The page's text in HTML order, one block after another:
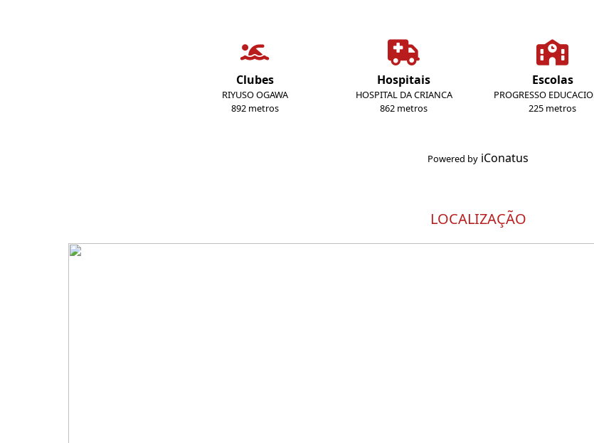
Clubes
RIYUSO OGAWA
892 metros
Hospitais
HOSPITAL DA CRIANCA
862 metros
Escolas
PROGRESSO
225 metros
Powered by iConatus
LOCALIZAÇÃO